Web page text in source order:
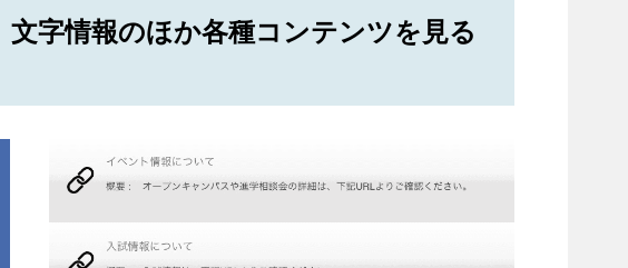
字情報のほか各種コンテンツを見る